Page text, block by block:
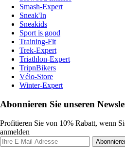
Smash-Expert
Sneak'In
Sneakids
Sport is good
Training-Fit
Trek-Expert
Triathlon-Expert
TripnBikers
Vélo-Store
Winter-Expert
Abonnieren Sie unseren
Profitieren Sie von 10% Rabatt, wenn
anmelden